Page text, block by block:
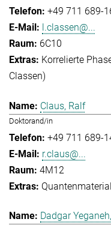
+49 711 689-
l.classen@...
6C10
Korrelierte
Classen)
Claus, Ralf
Doktorand/in
+49 711 689-
r.claus@...
4M12
Dadgar